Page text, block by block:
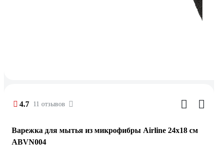
4.7 11 отзывов
Варежка для мытья из микрофибры Airline 24х18 см
ABVN004